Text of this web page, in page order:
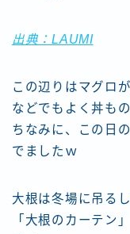
出典：LAUMI
この辺りはマグロ
などでもよく丼も
ちなみに、この日
でましたｗ
大根は冬場に吊る
「大根のカーテン